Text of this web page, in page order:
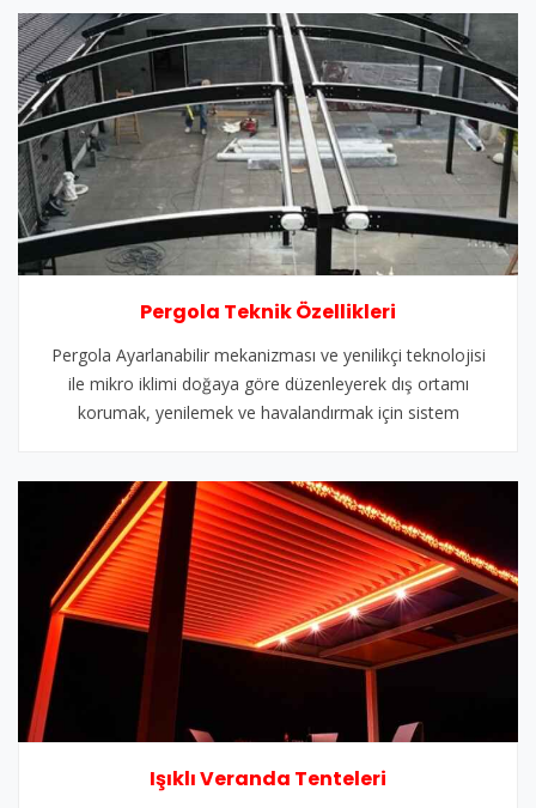
Pergola Teknik Özellikleri
Pergola Ayarlanabilir mekanizması ve yenilikçi teknolojisi
ile mikro iklimi doğaya göre düzenleyerek dış ortamı
korumak, yenilemek ve havalandırmak için sistem
Işıklı Veranda Tenteleri